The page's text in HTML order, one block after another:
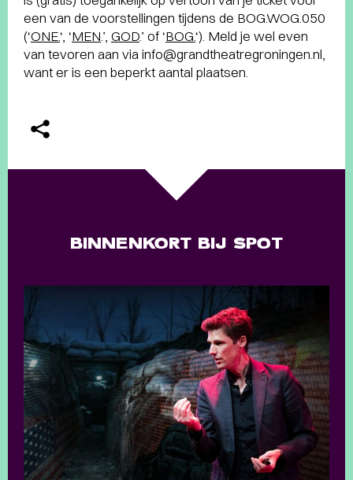
een van de voorstellingen tijdens de BOG.WOG.050
(‘ONE.‘, ‘MEN.’, GOD.’ of ‘BOG.‘). Meld je wel even
van tevoren aan via info@grandtheatregroningen.nl,
want er is een beperkt aantal plaatsen.
BINNENKORT BIJ SPOT